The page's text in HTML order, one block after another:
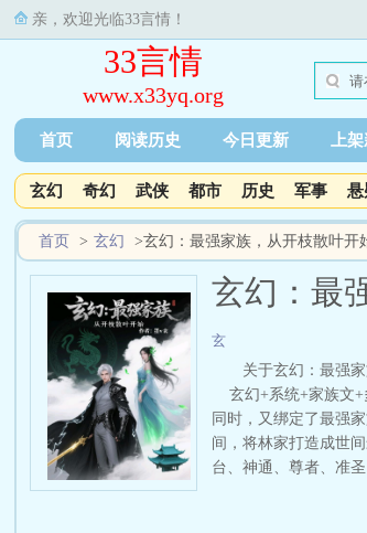
亲，欢迎光临33言情！
33言情
www.x33yq.org
首页 阅读历史 今日更新 上
玄幻 奇幻 武侠 都市 历史 军事 悬
首页 > 玄幻 >玄幻：最强家族，从开枝散叶开
玄幻：最
玄
关于玄幻：最强
玄幻+系统+家族文+
同时，又绑定了最强
间，将林家打造成世
台、神通、尊者、准